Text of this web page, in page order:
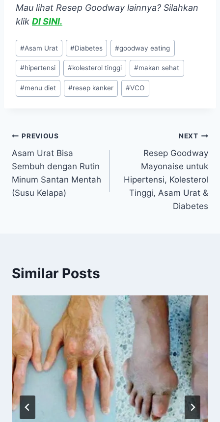
Mau lihat Resep Goodway lainnya? Silahkan
klik DI SINI.
Post
Tags:
#Asam Urat #Diabetes #goodway eating
#hipertensi #kolesterol tinggi #makan sehat
#menu diet #resep kanker #VCO
Navigasi
pos
PREVIOUS
Asam Urat Bisa
Sembuh dengan Rutin
Minum Santan Mentah
(Susu Kelapa)
NEXT
Resep Goodway
Mayonaise untuk
Hipertensi, Kolesterol
Tinggi, Asam Urat &
Diabetes
Similar Posts